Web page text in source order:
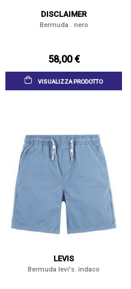
DISCLAIMER
Bermuda . nero
58,00 €
VISUALIZZA PRODOTTO
LEVIS
Bermuda levi's. indaco